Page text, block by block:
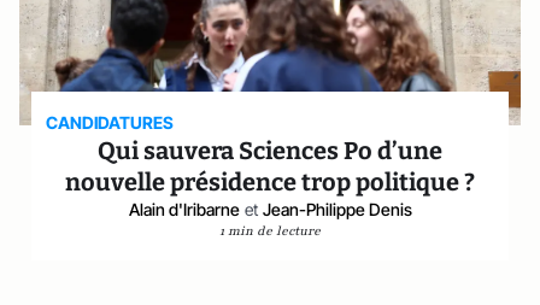
CANDIDATURES
Qui sauvera Sciences Po d’une
nouvelle présidence trop politique ?
Alain d'Iribarne et Jean-Philippe Denis
1 min de lecture